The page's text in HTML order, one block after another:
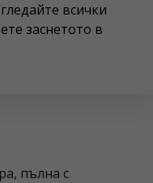
всички
заснетото в
пълна с